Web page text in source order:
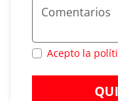
Acepto la